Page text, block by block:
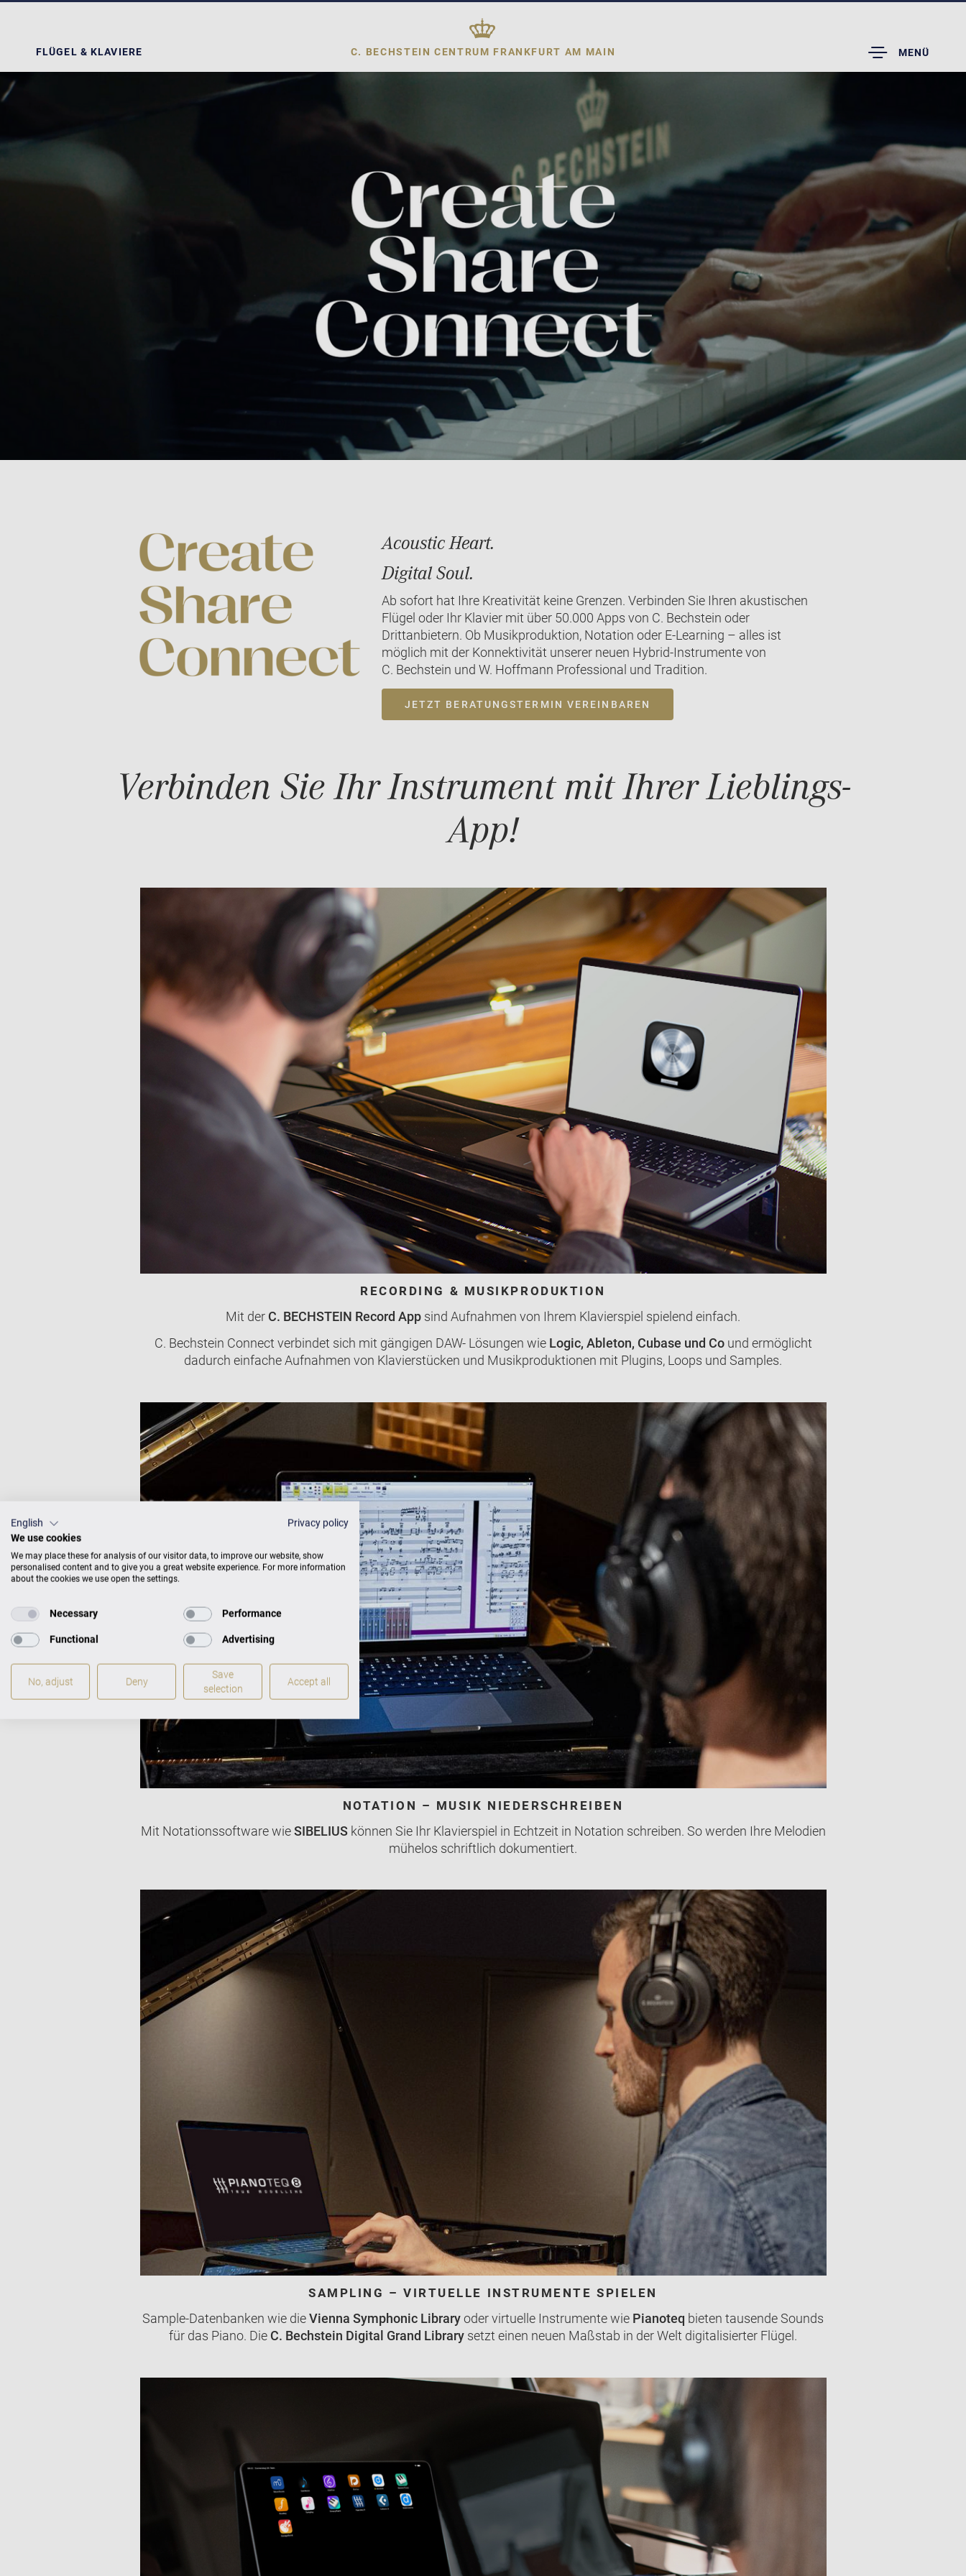
FLÜGEL & KLAVIERE C. BECHSTEIN CENTRUM FRANKFURT AM MAIN
TOGGLE
DROPDOWN
MENÜ
Acoustic Heart.
Digital Soul.
Ab sofort hat Ihre Kreativität keine Grenzen. Verbinden Sie Ihren akustischen
Flügel oder Ihr Klavier mit über 50.000 Apps von C. Bechstein oder
Drittanbietern. Ob Musikproduktion, Notation oder E-Learning – alles ist
möglich mit der Konnektivität unserer neuen Hybrid-Instrumente von
C. Bechstein und W. Hoffmann Professional und Tradition.
JETZT BERATUNGSTERMIN VEREINBAREN
Verbinden Sie Ihr Instrument mit Ihrer Lieblings-
App!
RECORDING & MUSIKPRODUKTION
Mit der C. BECHSTEIN Record App sind Aufnahmen von Ihrem Klavierspiel spielend einfach.
C. Bechstein Connect verbindet sich mit gängigen DAW- Lösungen wie Logic, Ableton, Cubase und Cound ermöglicht
dadurch einfache Aufnahmen von Klavierstücken und Musikproduktionen mit Plugins, Loops und Samples.
NOTATION – MUSIK NIEDERSCHREIBEN
Mit Notationssoftware wieSIBELIUSkönnen Sie Ihr Klavierspiel in Echtzeit in Notation schreiben. So werden Ihre Melodien
mühelos schriftlich dokumentiert.
SAMPLING – VIRTUELLE INSTRUMENTE SPIELEN
Sample-Datenbanken wie dieVienna Symphonic Libraryoder virtuelle Instrumente wie Pianoteq bieten tausende Sounds
für das Piano. Die C. Bechstein Digital Grand Library setzt einen neuen Maßstab in der Welt digitalisierter Flügel.
English
Privacy policy
We use cookies
We may place these for analysis of our visitor data, to improve our website, show
personalised content and to give you a great website experience. For more information
about the cookies we use open the settings.
Necessary Performance
Functional Advertising
No, adjust Deny
Save
selection
Accept all